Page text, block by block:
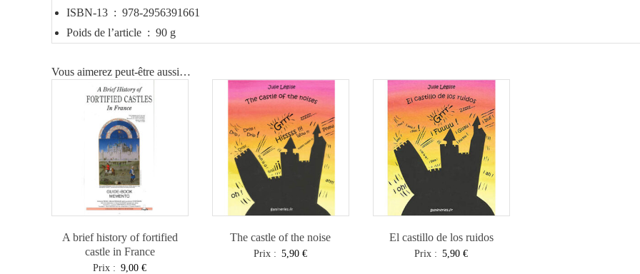
ISBN-13 ‏ : ‎ 978-2956391661
Poids de l’article ‏ : ‎ 90 g
Vous aimerez peut-être aussi…
A brief history of fortified
castle in France
Prix : 9,00€
The castle of the noise
Prix : 5,90€
El castillo de los ruidos
Prix : 5,90€